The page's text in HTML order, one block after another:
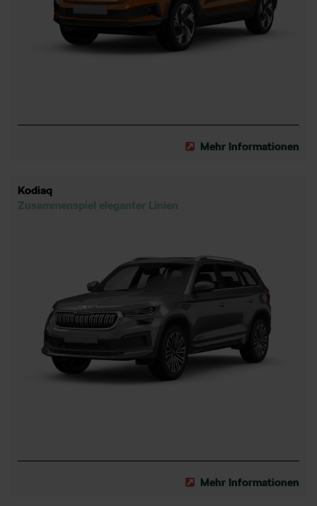
Mehr Informationen
Kodiaq
Zusammenspiel eleganter Linien
Mehr Informationen